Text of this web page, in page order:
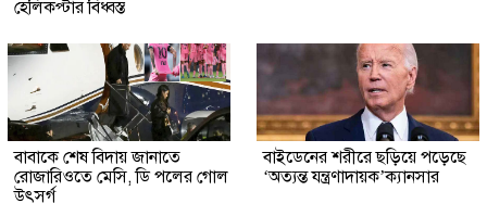
হেলিকপ্টার বিধ্বস্ত
বাবাকে শেষ বিদায় জানাতে
রোজারিওতে মেসি, ডি পলের গোল
উৎসর্গ
বাইডেনের শরীরে ছড়িয়ে পড়েছে
‘অত্যন্ত যন্ত্রণাদায়ক’ক্যানসার